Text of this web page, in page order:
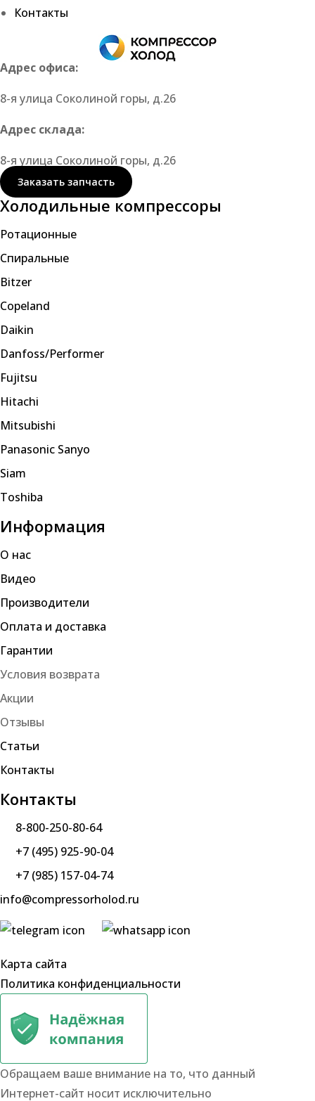
Контакты
Адрес офиса:
8-я улица Соколиной горы, д.26
Адрес склада:
8-я улица Соколиной горы, д.26
Заказать запчасть
Холодильные компрессоры
Ротационные
Спиральные
Bitzer
Copeland
Daikin
Danfoss/Performer
Fujitsu
Hitachi
Mitsubishi
Panasonic Sanyo
Siam
Toshiba
Информация
О нас
Видео
Производители
Оплата и доставка
Гарантии
Условия возврата
Акции
Отзывы
Статьи
Контакты
Контакты
8-800-250-80-64
+7 (495) 925-90-04
+7 (985) 157-04-74
info@compressorholod.ru
Карта сайта
Политика конфиденциальности
Обращаем ваше внимание на то, что данный
Интернет-сайт носит исключительно